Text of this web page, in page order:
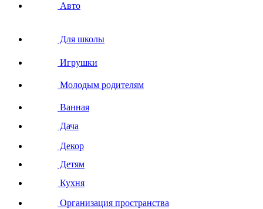
Авто
Для школы
Игрушки
Молодым родителям
Ванная
Дача
Декор
Детям
Кухня
Организация пространства